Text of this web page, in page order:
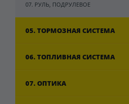
07. РУЛЬ, ПОДРУЛЕВОЕ
05. ТОРМОЗНАЯ СИСТЕМА
06. ТОПЛИВНАЯ СИСТЕМА
07. ОПТИКА